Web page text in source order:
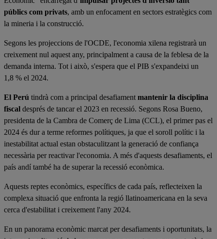
públics com privats, amb un enfocament en sectors estratègics com
la mineria i la construcció.
Segons les projeccions de l'OCDE, l'economia xilena registrarà un
creixement nul aquest any, principalment a causa de la feblesa de la
demanda interna. Tot i això, s'espera que el PIB s'expandeixi un
1,8 % el 2024.
El Perú tindrà com a principal desafiament mantenir la disciplina
fiscal després de tancar el 2023 en recessió. Segons Rosa Bueno,
presidenta de la Cambra de Comerç de Lima (CCL), el primer pas el
2024 és dur a terme reformes polítiques, ja que el soroll polític i la
inestabilitat actual estan obstaculitzant la generació de confiança
necessària per reactivar l'economia. A més d'aquests desafiaments, el
país andí també ha de superar la recessió econòmica.
Aquests reptes econòmics, específics de cada país, reflecteixen la
complexa situació que enfronta la regió llatinoamericana en la seva
cerca d'estabilitat i creixement l'any 2024.
En un panorama econòmic marcat per desafiaments i oportunitats, la